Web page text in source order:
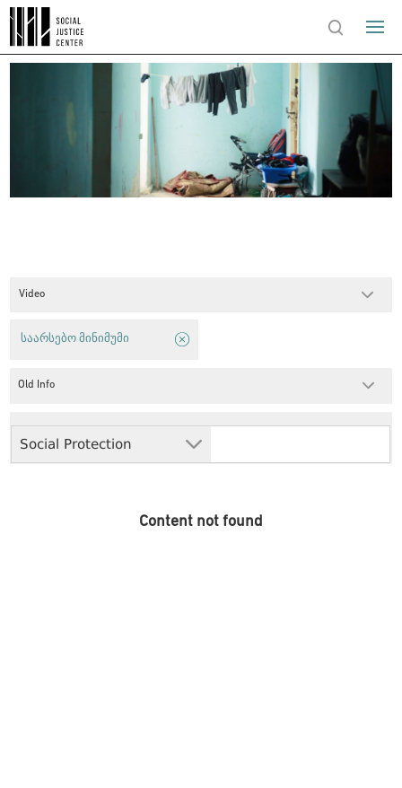
Video
Social Protection
საარსებო მინიმუმი
Old Info
Content not found